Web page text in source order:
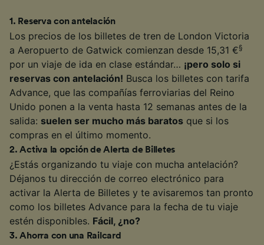
1 . Reserva con antelación
Los precios de los billetes de tren de London Victoria
a Aeropuerto de Gatwick comienzan desde 15,31 €§
por un viaje de ida en clase estándar… ¡pero solo si
reservas con antelación! Busca los billetes con tarifa
Advance, que las compañías ferroviarias del Reino
Unido ponen a la venta hasta 12 semanas antes de la
salida: suelen ser mucho más baratos que si los
compras en el último momento.
2.Activa la opción de Alerta de Billetes
¿Estás organizando tu viaje con mucha antelación?
Déjanos tu dirección de correo electrónico para
activar la Alerta de Billetes y te avisaremos tan pronto
como los billetes Advance para la fecha de tu viaje
estén disponibles. Fácil, ¿no?
3.Ahorra con una Railcard